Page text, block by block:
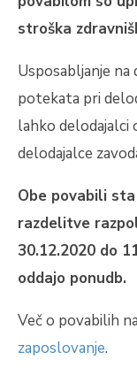
stroška
Usposabljanje
potekata pri
lahko
delodajalce
Obe povabili
razdelitve
30.12.2020 do
oddajo ponudb.
Več o povabilih
zaposlovanje.